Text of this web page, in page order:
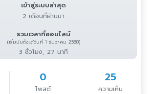
เข้าสู่ระบบล่าสุด
2 เดือนที่ผ่านมา
รวมเวลาที่ออนไลน์
(เริ่มนับตั้งแต่วันที่ 1 ธันวาคม 2568)
3 ชั่วโมง, 27 นาที
0
โพสต์
25
ความเห็น